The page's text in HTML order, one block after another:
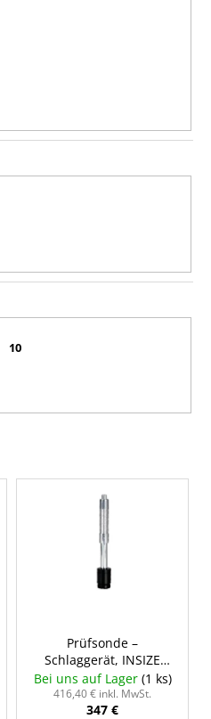
10
Prüfsonde –
Schlaggerät, INSIZE
HDT-LP200-C
Bei uns auf Lager (1 ks)
416,40 € inkl. MwSt.
347 €